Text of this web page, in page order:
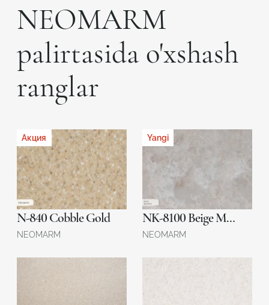
NEOMARM
palirtasida o'xshash
ranglar
Акция
N-840 Cobble Gold
NEOMARM
Yangi
NK-8100 Beige Melody
NEOMARM